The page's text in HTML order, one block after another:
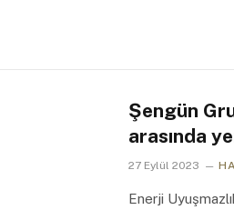
Şengün
arasında
27 Eylül 2023
Enerji